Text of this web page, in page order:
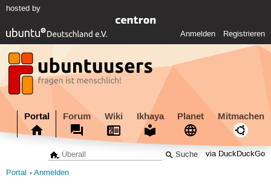
hosted by
Anmelden Registrieren
Portal Forum Wiki Ikhaya Planet Mitmachen
via DuckDuckGo
Portal Anmelden